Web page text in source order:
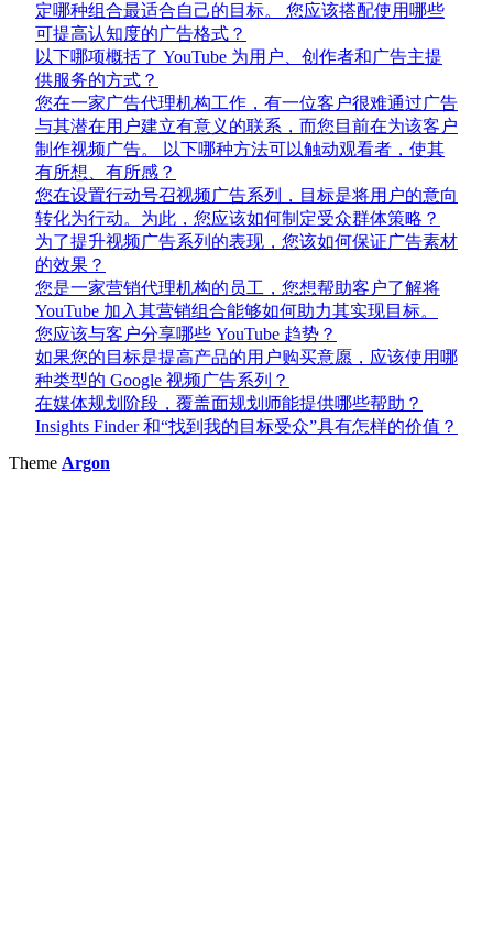
定哪种组合最适合自己的目标。 您应该搭配使用哪些
可提高认知度的广告格式？
以下哪项概括了 YouTube 为用户、创作者和广告主提
供服务的方式？
您在一家广告代理机构工作，有一位客户很难通过广告
与其潜在用户建立有意义的联系，而您目前在为该客户
制作视频广告。 以下哪种方法可以触动观看者，使其
有所想、有所感？
您在设置行动号召视频广告系列，目标是将用户的意向
转化为行动。为此，您应该如何制定受众群体策略？
为了提升视频广告系列的表现，您该如何保证广告素材
的效果？
您是一家营销代理机构的员工，您想帮助客户了解将
YouTube 加入其营销组合能够如何助力其实现目标。
您应该与客户分享哪些 YouTube 趋势？
如果您的目标是提高产品的用户购买意愿，应该使用哪
种类型的 Google 视频广告系列？
在媒体规划阶段，覆盖面规划师能提供哪些帮助？
Insights Finder 和“找到我的目标受众”具有怎样的价值？
Theme Argon